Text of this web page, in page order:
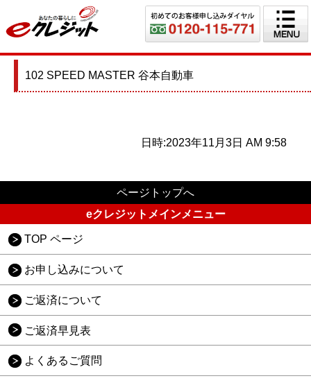
102 SPEED MASTER 谷本自動車
日時:2023年11月3日 AM 9:58
ページトップへ
eクレジットメインメニュー
TOP ページ
お申し込みについて
ご返済について
ご返済早見表
よくあるご質問